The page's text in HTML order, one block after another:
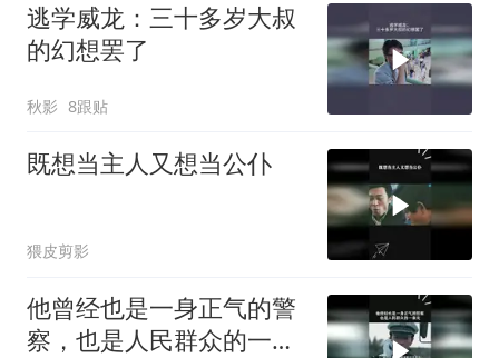
逃学威龙：三十多岁大叔
的幻想罢了
秋影 8跟贴
既想当主人又想当公仆
猥皮剪影
他曾经也是一身正气的警
察，也是人民群众的一束